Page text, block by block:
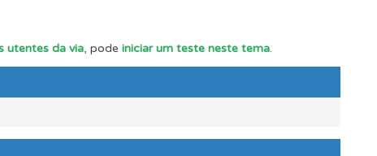
utentes da via, pode iniciar um teste neste tema.